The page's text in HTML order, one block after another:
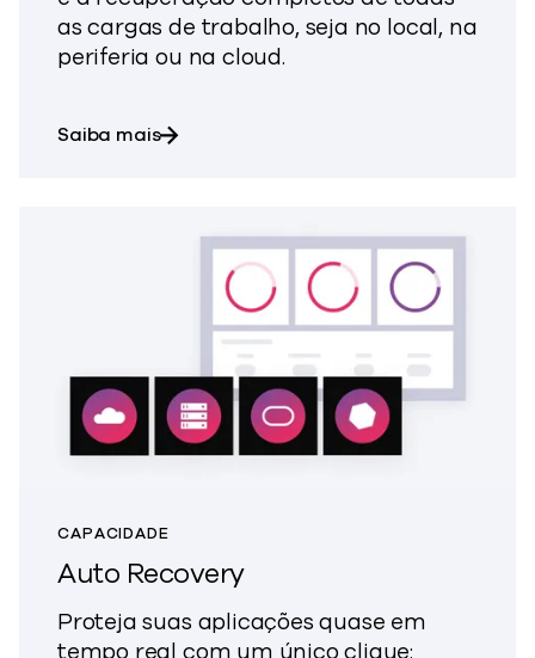
as cargas de trabalho, seja no local, na
periferia ou na cloud.
Saiba maissobre o Backup & Recovery
CAPACIDADE
Auto Recovery
Proteja suas aplicações quase em